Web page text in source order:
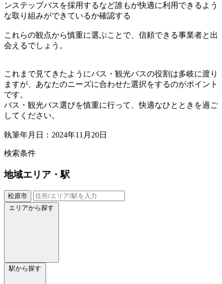
ンステップバスを採用するなど誰もが快適に利用できるよう
な取り組みができているか確認する
これらの観点から慎重に選ぶことで、信頼できる事業者と出
会えるでしょう。
これまで見てきたようにバス・観光バスの役割は多岐に渡り
ますが、あなたのニーズに合わせた選択をするのがポイント
です。
バス・観光バス選びを慎重に行って、快適なひとときを過ご
してください。
執筆年月日：2024年11月20日
検索条件
地域エリア・駅
松原市
エリアから探す
駅から探す